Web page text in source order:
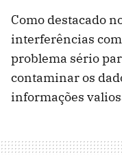
Como destacado
interferências
problema sério
contaminar os
informações